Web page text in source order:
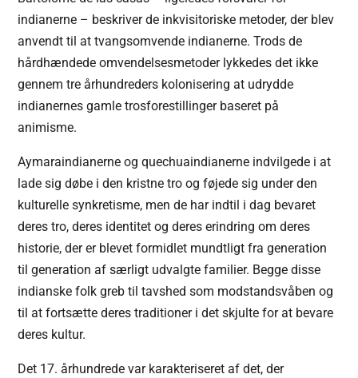
indianerne – beskriver de inkvisitoriske metoder, der blev
anvendt til at tvangsomvende indianerne. Trods de
hårdhændede omvendelsesmetoder lykkedes det ikke
gennem tre århundreders kolonisering at udrydde
indianernes gamle trosforestillinger baseret på
animisme.
Aymaraindianerne og quechuaindianerne indvilgede i at
lade sig døbe i den kristne tro og føjede sig under den
kulturelle synkretisme, men de har indtil i dag bevaret
deres tro, deres identitet og deres erindring om deres
historie, der er blevet formidlet mundtligt fra generation
til generation af særligt udvalgte familier. Begge disse
indianske folk greb til tavshed som modstandsvåben og
til at fortsætte deres traditioner i det skjulte for at bevare
deres kultur.
Det 17. århundrede var karakteriseret af det, der